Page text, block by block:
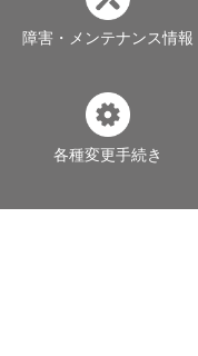
障害・メンテナンス情報
各種変更手続き